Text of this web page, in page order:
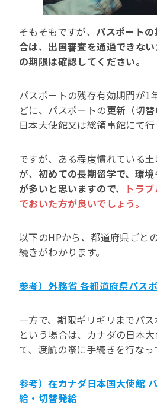
そもそもですが、 パスポート
合は、出国審査を通過できな
の期限は確認してください。
パスポートの残存有効期間が1
どに、パスポートの更新（切
日本大使館又は総領事館にて行
ですが、ある程度慣れている
が、 初めての長期留学で、環
が多いと思いますので、 トラ
でおいた方が良いでしょう。
以下のHPから、都道府県ごと
続きがわかります。
参考）外務省 各都道府県パス
一方で、期限ギリギリまでパ
という場合は、カナダの日本
て、渡航の際に手続きを行なっ
参考）在カナダ日本国大使館
給・切替発給